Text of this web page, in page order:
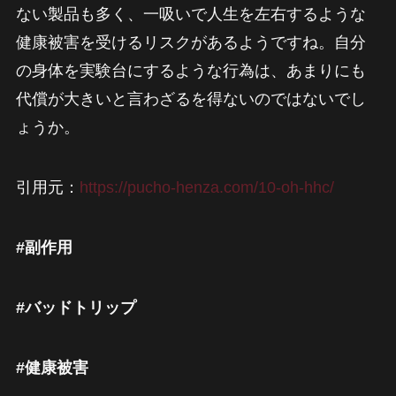
ない製品も多く、一吸いで人生を左右するような
健康被害を受けるリスクがあるようですね。自分
の身体を実験台にするような行為は、あまりにも
代償が大きいと言わざるを得ないのではないでし
ょうか。
引用元： https://pucho-henza.com/10-oh-hhc/
#副作用
#バッドトリップ
#健康被害